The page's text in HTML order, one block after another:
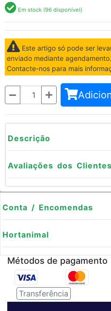
Em stock (96 disponível)
Este artigo só pode ser
enviado mediante agendamento.
Contacte-nos para mais
Quantidade
Descrição
Avaliações dos Clientes
Conta / Encomendas
Hortanimal
Métodos de pagamento
Transferência